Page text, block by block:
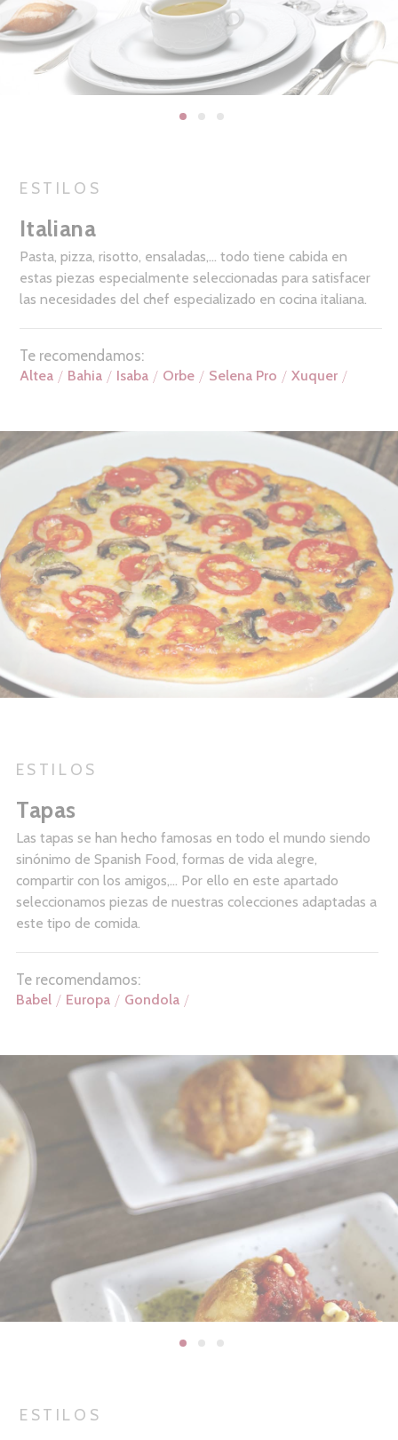
ESTILOS
Italiana
Pasta, pizza, risotto, ensaladas,… todo tiene cabida en
estas piezas especialmente seleccionadas para satisfacer
las necesidades del chef especializado en cocina italiana.
Te recomendamos:
Altea Bahia Isaba Orbe Selena Pro Xuquer
ESTILOS
Tapas
Las tapas se han hecho famosas en todo el mundo siendo
sinónimo de Spanish Food, formas de vida alegre,
compartir con los amigos,… Por ello en este apartado
seleccionamos piezas de nuestras colecciones adaptadas a
este tipo de comida.
Te recomendamos:
Babel Europa Gondola
ESTILOS